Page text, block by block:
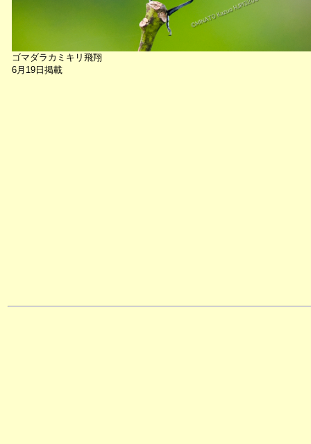
ゴマダラカミキリ飛翔
6月19日掲載